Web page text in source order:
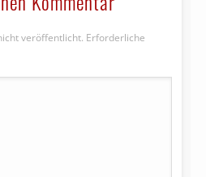
veröffentlicht. Erforderliche